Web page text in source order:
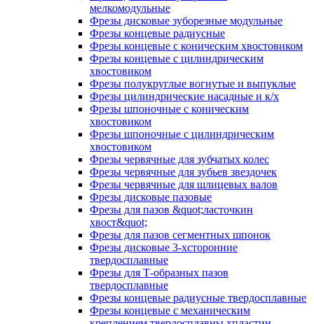
мелкомодульные
Фрезы дисковые зуборезные модульные
Фрезы концевые радиусные
Фрезы концевые с коническим хвостовиком
Фрезы концевые с цилиндрическим
хвостовиком
Фрезы полукруглые вогнутые и выпуклые
Фрезы цилиндрические насадные и к/х
Фрезы шпоночные с коническим
хвостовиком
Фрезы шпоночные с цилиндрическим
хвостовиком
Фрезы червячные для зубчатых колес
Фрезы червячные для зубьев звездочек
Фрезы червячные для шлицевых валов
Фрезы дисковые пазовые
Фрезы для пазов &quot;ласточкин
хвост&quot;
Фрезы для пазов сегментных шпонок
Фрезы дисковые 3-хсторонние
твердосплавные
Фрезы для Т-образных пазов
твердосплавные
Фрезы концевые радиусные твердосплавные
Фрезы концевые с механическим